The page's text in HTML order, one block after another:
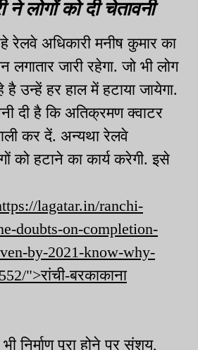
ने लोगों को दी चेतावनी
रेलवे अधिकारी मनीष कुमार का
जारी रहेगा. जो भी लोग
उन्हें हर हाल में हटाया जायेगा.
दी है कि अतिक्रमण क्वाटर
कर दें. अन्यथा रेलवे
को हटाने का कार्य करेगी. इसे
lagatar.in/ranchi-
doubts-on-completion-
by-2021-know-why-
">रांची-बरकाकाना
निर्माण पूरा होने पर संशय,